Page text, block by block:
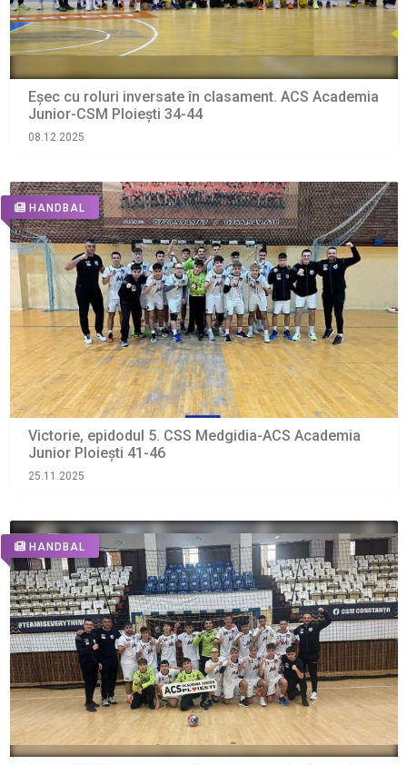
Eșec cu roluri inversate în clasament. ACS Academia
Junior-CSM Ploiești 34-44
08.12.2025
HANDBAL
Victorie, epidodul 5. CSS Medgidia-ACS Academia
Junior Ploiești 41-46
25.11.2025
HANDBAL